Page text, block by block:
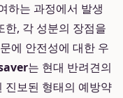
하는 과정에서 발생
한, 각 성분의 장점을
에 안전성에 대한 우
는 현대 반려견의
진보된 형태의 예방약